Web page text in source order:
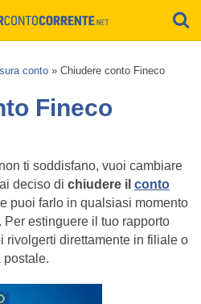
conto » Chiudere conto Fineco
Fineco
ti soddisfano, vuoi cambiare
deciso di chiudere il conto
puoi farlo in qualsiasi momento
estinguere il tuo rapporto
rivolgerti direttamente in filiale o
postale.